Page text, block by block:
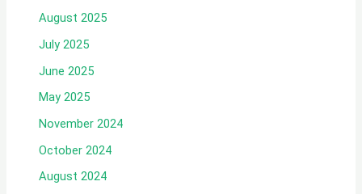
August 2025
July 2025
June 2025
May 2025
November 2024
October 2024
August 2024